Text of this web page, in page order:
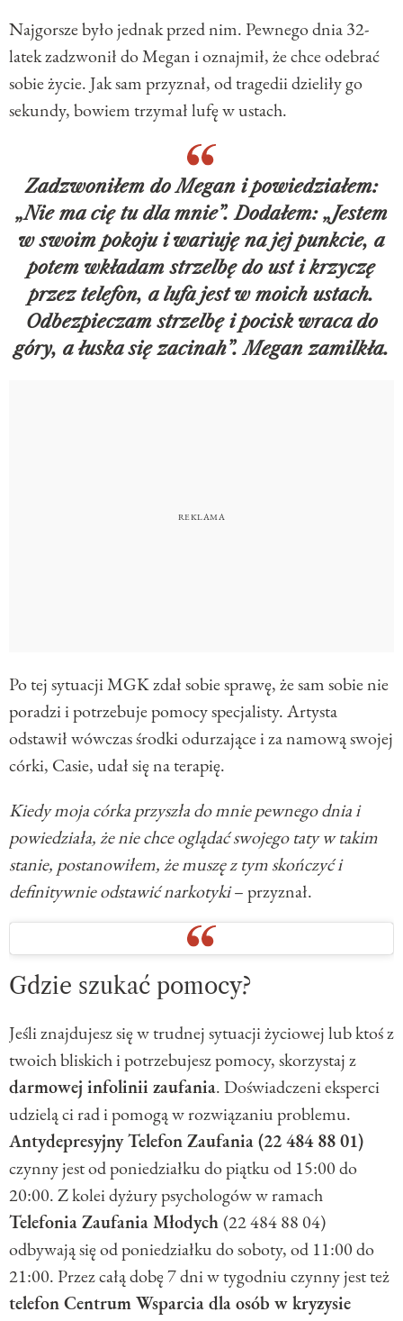
Najgorsze było jednak przed nim. Pewnego dnia 32-
latek zadzwonił do Megan i oznajmił, że chce odebrać
sobie życie. Jak sam przyznał, od tragedii dzieliły go
sekundy, bowiem trzymał lufę w ustach.
Zadzwoniłem do Megan i powiedziałem:
„Nie ma cię tu dla mnie”. Dodałem: „Jestem
w swoim pokoju i wariuję na jej punkcie, a
potem wkładam strzelbę do ust i krzyczę
przez telefon, a lufa jest w moich ustach.
Odbezpieczam strzelbę i pocisk wraca do
góry, a łuska się zacinah”. Megan zamilkła.
Po tej sytuacji MGK zdał sobie sprawę, że sam sobie nie
poradzi i potrzebuje pomocy specjalisty. Artysta
odstawił wówczas środki odurzające i za namową swojej
córki, Casie, udał się na terapię.
Kiedy moja córka przyszła do mnie pewnego dnia i
powiedziała, że nie chce oglądać swojego taty w takim
stanie, postanowiłem, że muszę z tym skończyć i
definitywnie odstawić narkotyki– przyznał.
Gdzie szukać pomocy?
Jeśli znajdujesz się w trudnej sytuacji życiowej lub ktoś z
twoich bliskich i potrzebujesz pomocy, skorzystaj z
darmowej infolinii zaufania. Doświadczeni eksperci
udzielą ci rad i pomogą w rozwiązaniu problemu.
Antydepresyjny Telefon Zaufania (22 484 88 01)
czynny jest od poniedziałku do piątku od 15:00 do
20:00. Z kolei dyżury psychologów w ramach
Telefonia Zaufania Młodych(22 484 88 04)
odbywają się od poniedziałku do soboty, od 11:00 do
21:00. Przez całą dobę 7 dni w tygodniu czynny jest też
telefon Centrum Wsparcia dla osób w kryzysie